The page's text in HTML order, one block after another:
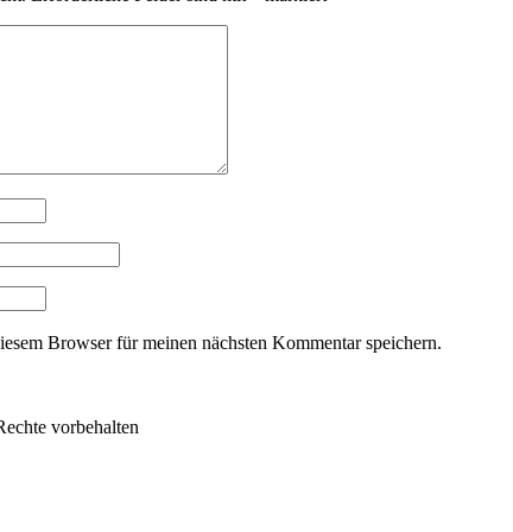
Browser für meinen nächsten Kommentar speichern.
vorbehalten